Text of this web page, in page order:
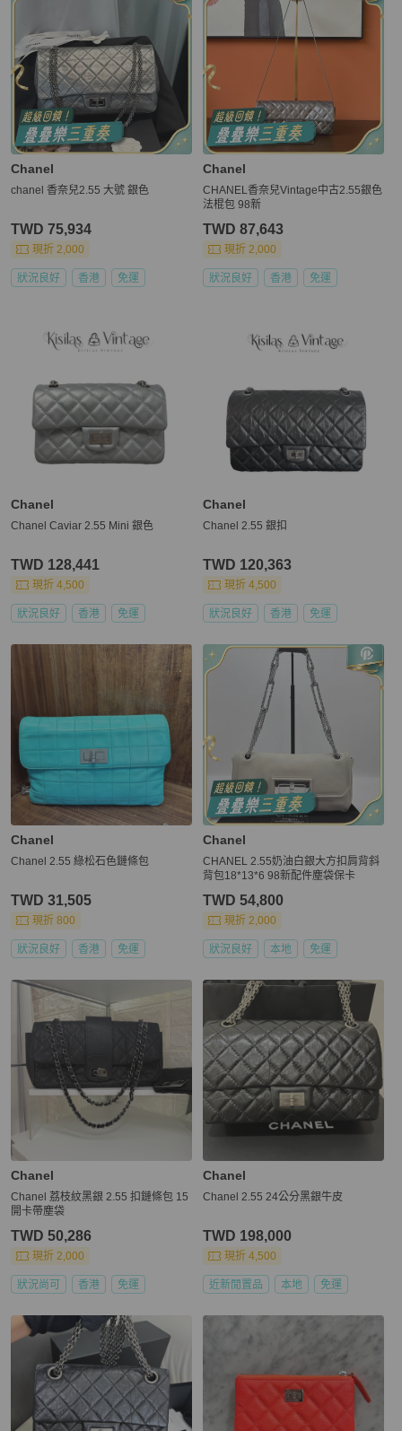
Chanel
chanel 香奈兒2.55 大號 銀色
TWD 75,934
現折 2,000
狀況良好 香港 免運
Chanel
CHANEL香奈兒Vintage中古2.55銀色
法棍包 98新
TWD 87,643
現折 2,000
狀況良好 香港 免運
Chanel
Chanel Caviar 2.55 Mini 銀色
TWD 128,441
現折 4,500
狀況良好 香港 免運
Chanel
Chanel 2.55 銀扣
TWD 120,363
現折 4,500
狀況良好 香港 免運
Chanel
Chanel 2.55 綠松石色鏈條包
TWD 31,505
現折 800
狀況良好 香港 免運
Chanel
CHANEL 2.55奶油白銀大方扣肩背斜
背包18*13*6 98新配件塵袋保卡
TWD 54,800
現折 2,000
狀況良好 本地 免運
Chanel
Chanel 荔枝紋黑銀 2.55 扣鏈條包 15
開卡帶塵袋
TWD 50,286
現折 2,000
狀況尚可 香港 免運
Chanel
Chanel 2.55 24公分黑銀牛皮
TWD 198,000
現折 4,500
近新閒置品 本地 免運